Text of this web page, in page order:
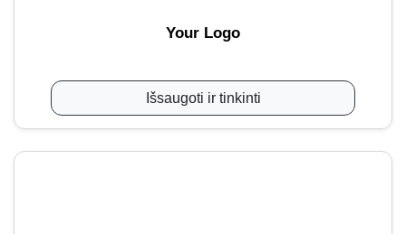
Your Logo
Išsaugoti ir tinkinti